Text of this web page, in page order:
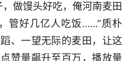
做馒头好吃，俺河南麦田
管好几亿人吃饭……”质朴
、一望无际的麦田，让这
赞量飙升至百万，播放量